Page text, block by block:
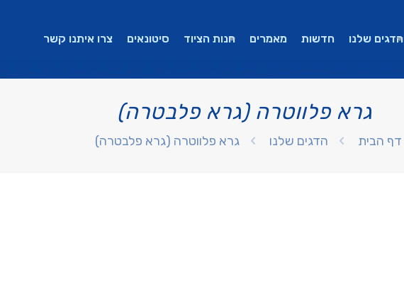
הדגים שלנו חדשות מאמרים חנות הציוד סיטונאים צרו איתנו קשר
גרא פלווטרה (גרא פלבטרה)
דף הבית הדגים שלנו גרא פלווטרה (גרא פלבטרה)